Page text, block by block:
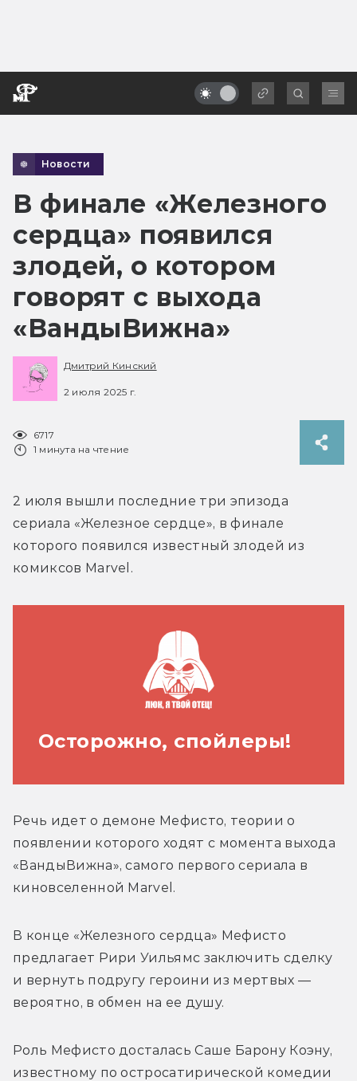
Новости
В финале «Железного
сердца» появился
злодей, о котором
говорят с выхода
«ВандыВижна»
Дмитрий Кинский
2 июля 2025 г.
6717
1 минута на чтение
2 июля вышли последние три эпизода
сериала «Железное сердце», в финале
которого появился известный злодей из
комиксов Marvel.
Осторожно, спойлеры!
Речь идет о демоне Мефисто, теории о
появлении которого ходят с момента выхода
«ВандыВижна», самого первого сериала в
киновселенной Marvel.
В конце «Железного сердца» Мефисто
предлагает Рири Уильямс заключить сделку
и вернуть подругу героини из мертвых —
вероятно, в обмен на ее душу.
Роль Мефисто досталась Саше Барону Коэну,
известному по остросатирической комедии